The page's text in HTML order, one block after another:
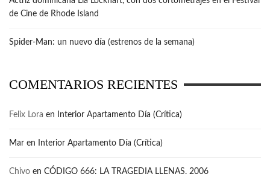
de Cine de Rhode Island
Spider-Man: un nuevo día (estrenos de la semana)
COMENTARIOS RECIENTES
Felix Lora en Interior Apartamento Día (Crítica)
Mar en Interior Apartamento Día (Crítica)
Chivo en CÓDIGO 666: LA TRAGEDIA LLENAS, 2006